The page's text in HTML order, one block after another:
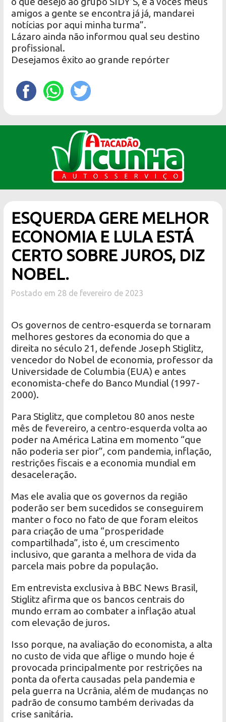
amigos a gente se encontra já já, mandarei
notícias por aqui minha turma”.
Lázaro ainda não informou qual seu destino
profissional.
Desejamos êxito ao grande repórter
ESQUERDA GERE MELHOR
ECONOMIA E LULA ESTÁ
CERTO SOBRE JUROS, DIZ
NOBEL.
Postado em 28 de fevereiro de 2023
Os governos de centro-esquerda se tornaram
melhores gestores da economia do que a
direita no século 21, defende Joseph Stiglitz,
vencedor do Nobel de economia, professor da
Universidade de Columbia (EUA) e antes
economista-chefe do Banco Mundial (1997-
2000).
Para Stiglitz, que completou 80 anos neste
mês de fevereiro, a centro-esquerda volta ao
poder na América Latina em momento “que
não poderia ser pior”, com pandemia, inflação,
restrições fiscais e a economia mundial em
desaceleração.
Mas ele avalia que os governos da região
poderão ser bem sucedidos se conseguirem
manter o foco no fato de que foram eleitos
para criação de uma “prosperidade
compartilhada”, isto é, um crescimento
inclusivo, que garanta a melhora de vida da
parcela mais pobre da população.
Em entrevista exclusiva à BBC News Brasil,
Stiglitz afirma que os bancos centrais do
mundo erram ao combater a inflação atual
com elevação de juros.
Isso porque, na avaliação do economista, a alta
no custo de vida que aflige o mundo hoje é
provocada principalmente por restrições na
ponta da oferta causadas pela pandemia e
pela guerra na Ucrânia, além de mudanças no
padrão de consumo também derivadas da
crise sanitária.